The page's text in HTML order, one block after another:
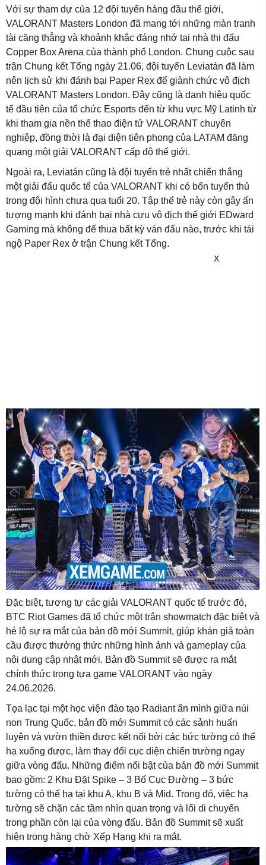
Với sự tham dự của 12 đội tuyển hàng đầu thế giới,
VALORANT Masters London đã mang tới những màn tranh
tài căng thẳng và khoảnh khắc đáng nhớ tại nhà thi đấu
Copper Box Arena của thành phố London. Chung cuộc sau
trận Chung kết Tổng ngày 21.06, đội tuyển Leviatán đã làm
nên lịch sử khi đánh bại Paper Rex để giành chức vô địch
VALORANT Masters London. Đây cũng là danh hiệu quốc
tế đầu tiên của tổ chức Esports đến từ khu vực Mỹ Latinh từ
khi tham gia nền thể thao điện tử VALORANT chuyên
nghiệp, đồng thời là đại diện tiên phong của LATAM đăng
quang một giải VALORANT cấp độ thế giới.
Ngoài ra, Leviatán cũng là đội tuyển trẻ nhất chiến thắng
một giải đấu quốc tế của VALORANT khi có bốn tuyển thủ
trong đội hình chưa qua tuổi 20. Tập thể trẻ này còn gây ấn
tượng mạnh khi đánh bại nhà cựu vô địch thế giới EDward
Gaming mà không để thua bất kỳ ván đấu nào, trước khi tái
ngộ Paper Rex ở trận Chung kết Tổng.
X
Đặc biệt, tương tự các giải VALORANT quốc tế trước đó,
BTC Riot Games đã tổ chức một trận showmatch đặc biệt và
hé lộ sự ra mắt của bản đồ mới Summit, giúp khán giả toàn
cầu được thưởng thức những hình ảnh và gameplay của
nội dung cập nhật mới. Bản đồ Summit sẽ được ra mắt
chính thức trong tựa game VALORANT vào ngày
24.06.2026.
Tọa lạc tại một học viện đào tạo Radiant ẩn mình giữa núi
non Trung Quốc, bản đồ mới Summit có các sảnh huấn
luyện và vườn thiền được kết nối bởi các bức tường có thể
hạ xuống được, làm thay đổi cục diện chiến trường ngay
giữa vòng đấu. Những điểm nổi bật của bản đồ mới Summit
bao gồm: 2 Khu Đặt Spike – 3 Bố Cục Đường – 3 bức
tường có thể hạ tại khu A, khu B và Mid. Trong đó, việc hạ
tường sẽ chặn các tầm nhìn quan trọng và lối di chuyển
trong phần còn lại của vòng đấu. Bản đồ Summit sẽ xuất
hiện trong hàng chờ Xếp Hạng khi ra mắt.